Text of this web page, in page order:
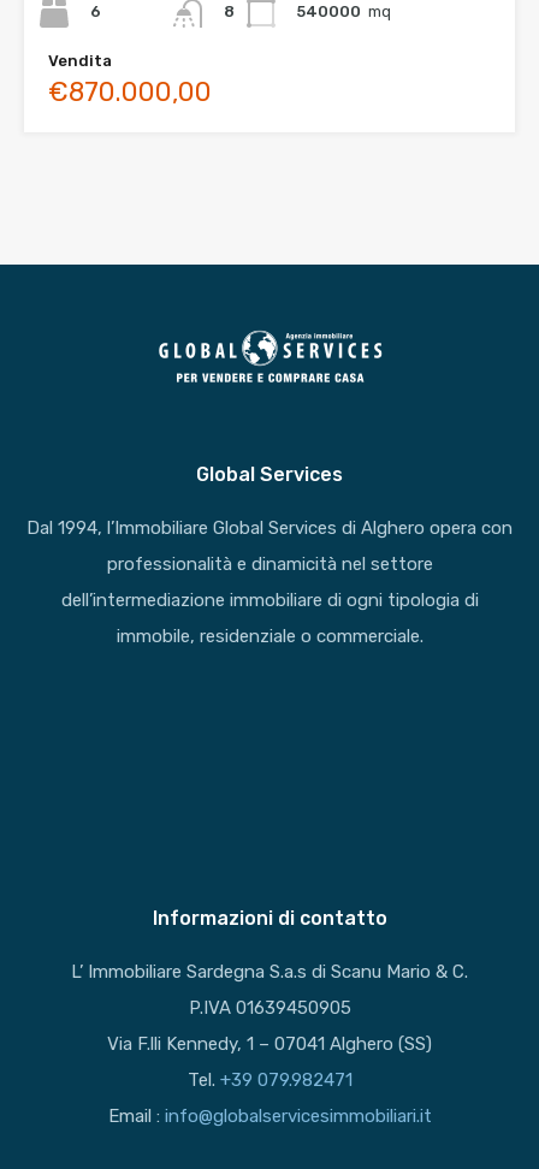
6
8
540000 mq
Vendita
€870.000,00
Global Services
Dal 1994, l’Immobiliare Global Services di Alghero opera con
professionalità e dinamicità nel settore
dell’intermediazione immobiliare di ogni tipologia di
immobile, residenziale o commerciale.
Informazioni di contatto
L’ Immobiliare Sardegna S.a.s di Scanu Mario & C.
P.IVA 01639450905
Via F.lli Kennedy, 1 – 07041 Alghero (SS)
Tel. +39 079.982471
Email : info@globalservicesimmobiliari.it